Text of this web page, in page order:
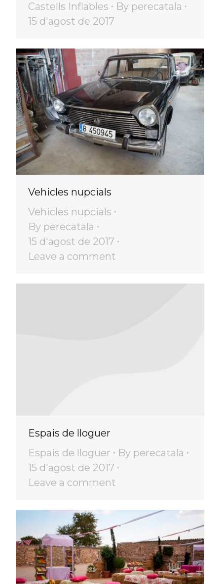
Castells Inflables
By perecatala
15 d'agost de 2017
Vehicles nupcials
Vehicles nupcials
By perecatala
15 d'agost de 2017
Leave a comment
Espais de lloguer
Espais de lloguer
By perecatala
15 d'agost de 2017
Leave a comment